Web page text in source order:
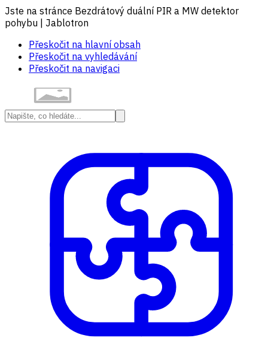
Jste na stránce Bezdrátový duální PIR a MW detektor
pohybu | Jablotron
Přeskočit na hlavní obsah
Přeskočit na vyhledávání
Přeskočit na navigaci